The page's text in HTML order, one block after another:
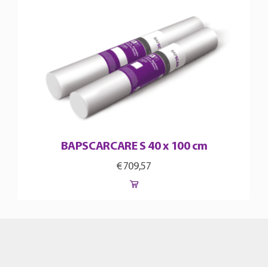
BAPSCARCARE S 40 x 100 cm
€709,57